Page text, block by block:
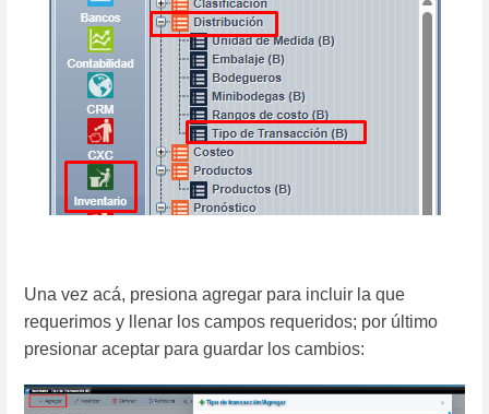
Una vez acá, presiona agregar para incluir la que
requerimos y llenar los campos requeridos; por último
presionar aceptar para guardar los cambios: